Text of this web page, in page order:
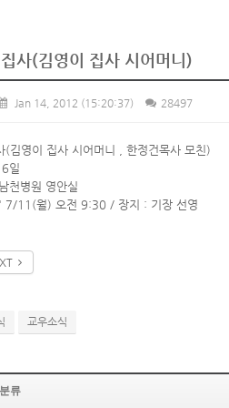
사(김영이 집사 시어머니)
Jan 14, 2012 (15:20:37) 28497
(김영이 집사 시어머니 , 한정건목사 모친)
일
병원 영안실
월) 오전 9:30 / 장지 : 기장 선영
교우소식
분류